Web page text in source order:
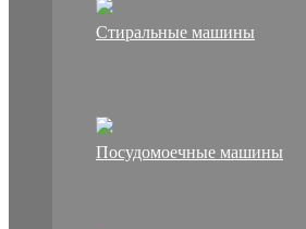
Стиральные машины
Посудомоечные машины